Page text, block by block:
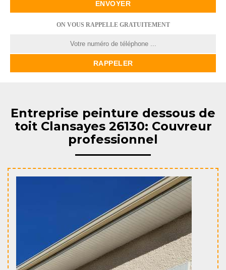
ON VOUS RAPPELLE GRATUITEMENT
Entreprise peinture dessous de
toit Clansayes 26130: Couvreur
professionnel